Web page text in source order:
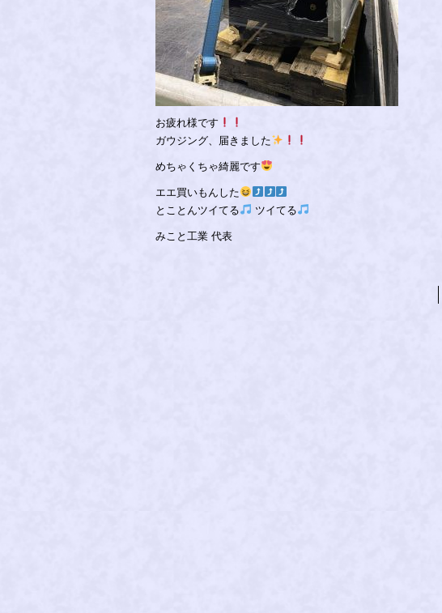
お疲れ様です
ガウジング、届きました
めちゃくちゃ綺麗です
エエ買いもんした
とことんツイてる
ツイてる
みこと工業 代表